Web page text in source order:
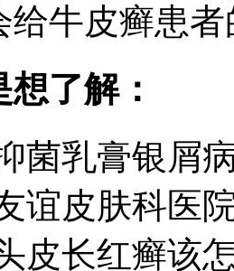
给牛皮癣患
了解：
菌乳膏银屑
谊皮肤科医
皮长红癣该